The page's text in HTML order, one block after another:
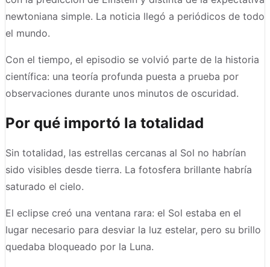
newtoniana simple. La noticia llegó a periódicos de todo
el mundo.
Con el tiempo, el episodio se volvió parte de la historia
científica: una teoría profunda puesta a prueba por
observaciones durante unos minutos de oscuridad.
Por qué importó la totalidad
Sin totalidad, las estrellas cercanas al Sol no habrían
sido visibles desde tierra. La fotosfera brillante habría
saturado el cielo.
El eclipse creó una ventana rara: el Sol estaba en el
lugar necesario para desviar la luz estelar, pero su brillo
quedaba bloqueado por la Luna.